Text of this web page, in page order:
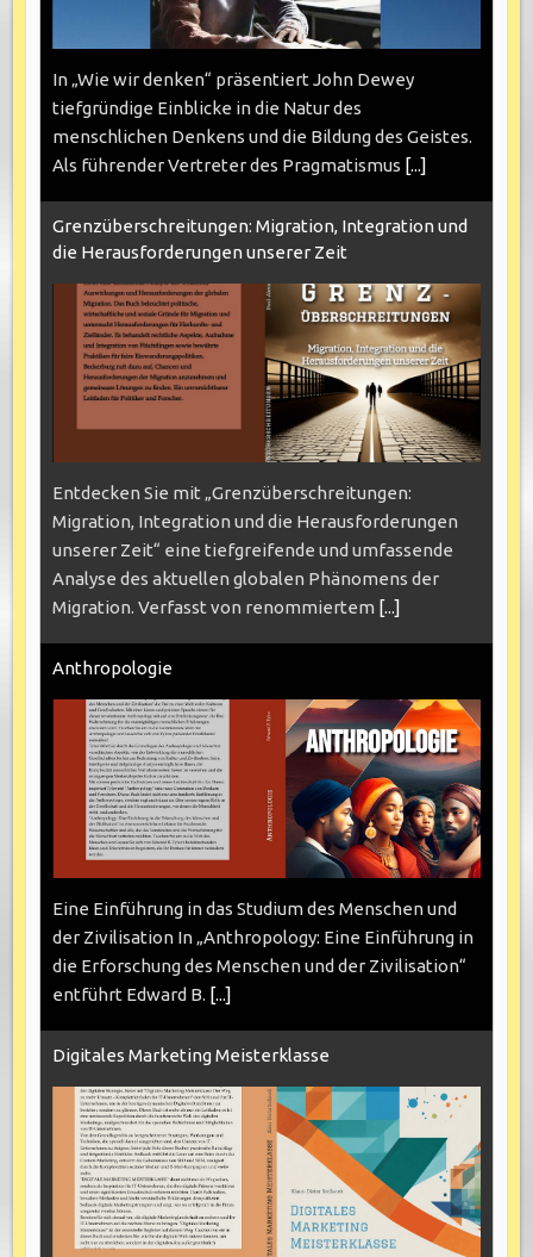
In „Wie wir denken“ präsentiert John Dewey
tiefgründige Einblicke in die Natur des
menschlichen Denkens und die Bildung des Geistes.
Als führender Vertreter des Pragmatismus [...]
Grenzüberschreitungen: Migration, Integration und
die Herausforderungen unserer Zeit
Entdecken Sie mit „Grenzüberschreitungen:
Migration, Integration und die Herausforderungen
unserer Zeit“ eine tiefgreifende und umfassende
Analyse des aktuellen globalen Phänomens der
Migration. Verfasst von renommiertem [...]
Anthropologie
Eine Einführung in das Studium des Menschen und
der Zivilisation In „Anthropology: Eine Einführung in
die Erforschung des Menschen und der Zivilisation“
entführt Edward B. [...]
Digitales Marketing Meisterklasse